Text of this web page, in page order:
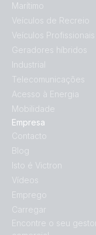
Marítimo
Veículos de Recreio
Veículos Profissionais
Geradores híbridos
Industrial
Telecomunicações
Acesso à Energia
Mobilidade
Empresa
Contacto
Blog
Isto é Victron
Vídeos
Emprego
Carregar
Encontre o seu gestor